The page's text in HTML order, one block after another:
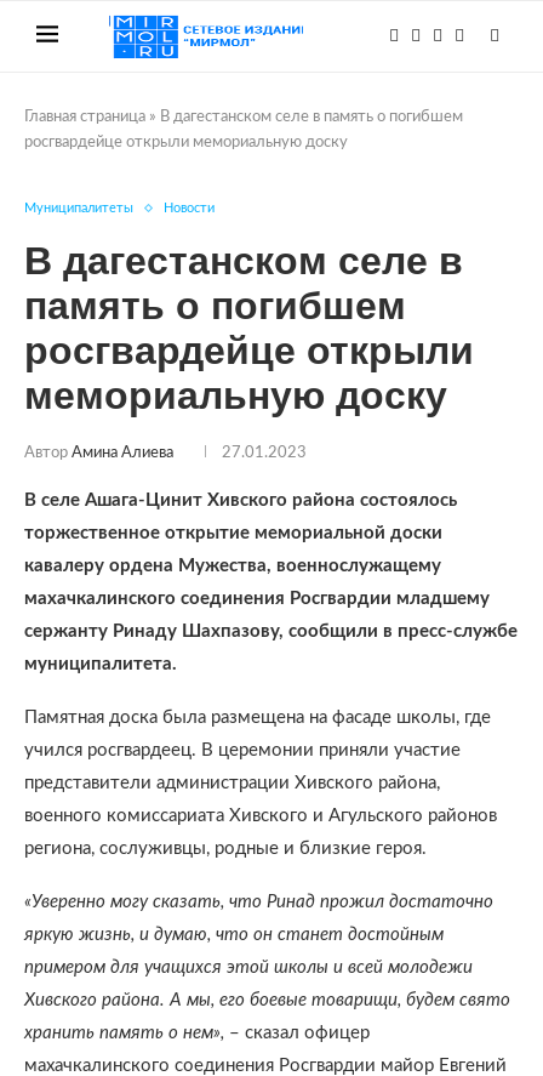
Главная страница » В дагестанском селе в память о погибшем
росгвардейце открыли мемориальную доску
Муниципалитеты Новости
В дагестанском селе в
память о погибшем
росгвардейце открыли
мемориальную доску
Автор Амина Алиева 27.01.2023
В селе Ашага-Цинит Хивского района состоялось
торжественное открытие мемориальной доски
кавалеру ордена Мужества, военнослужащему
махачкалинского соединения Росгвардии младшему
сержанту Ринаду Шахпазову, сообщили в пресс-службе
муниципалитета.
Памятная доска была размещена на фасаде школы, где
учился росгвардеец. В церемонии приняли участие
представители администрации Хивского района,
военного комиссариата Хивского и Агульского районов
региона, сослуживцы, родные и близкие героя.
«Уверенно могу сказать, что Ринад прожил достаточно
яркую жизнь, и думаю, что он станет достойным
примером для учащихся этой школы и всей молодежи
Хивского района. А мы, его боевые товарищи, будем свято
хранить память о нем», – сказал офицер
махачкалинского соединения Росгвардии майор Евгений